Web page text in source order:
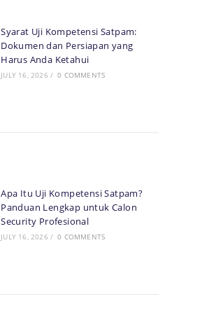
Syarat Uji Kompetensi Satpam:
Dokumen dan Persiapan yang
Harus Anda Ketahui
JULY 16, 2026 / 0 COMMENTS
Apa Itu Uji Kompetensi Satpam?
Panduan Lengkap untuk Calon
Security Profesional
JULY 16, 2026 / 0 COMMENTS